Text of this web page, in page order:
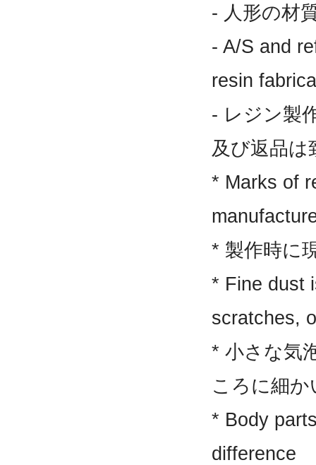
- 人形の材
- A/S and
resin
- レジン製
及び返品は
* Marks of
* 製作時に
* Fine dust
scratches,
* 小さな気
ころに細
* Body
difference